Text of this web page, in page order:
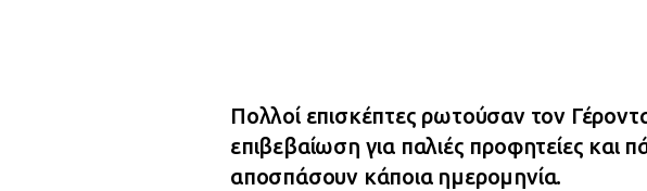
Πολλοί επισκέπτες ρωτούσαν τον
επιβεβαίωση για παλιές προφητείες και
αποσπάσουν κάποια ημερομηνία.